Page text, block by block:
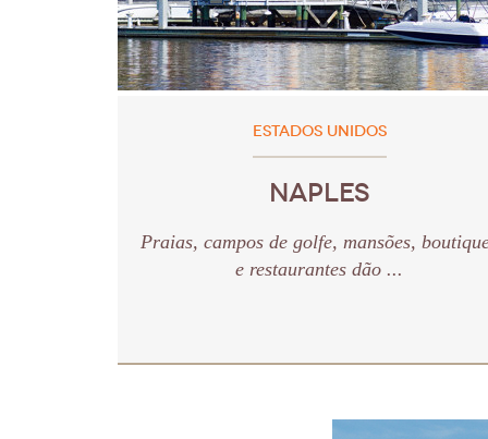
ESTADOS UNIDOS
NAPLES
Praias, campos de golfe, mansões,
e restaurantes dão ...